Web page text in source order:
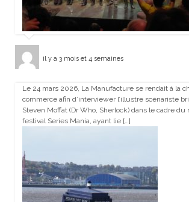
il y a 3 mois et 4 semaines
Le 24 mars 2026, La Manufacture se rendait à la
commerce afin d’interviewer l’illustre scénariste
Steven Moffat (Dr Who, Sherlock) dans le cadre
festival Series Mania, ayant lie […]